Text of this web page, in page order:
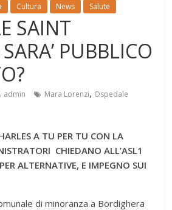
Cultura News Salute
SAINT
PUBBLICO
admin Mara Lorenzi, Ospedale
A TU PER TU CON LA
CHIEDANO ALL’ASL1
ALTERNATIVE, E IMPEGNO SUI
di minoranza a Bordighera